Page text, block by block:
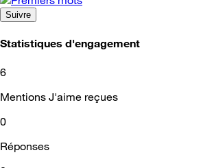
Suivre
Statistiques d'engagement
6
Mentions J'aime reçues
0
Réponses